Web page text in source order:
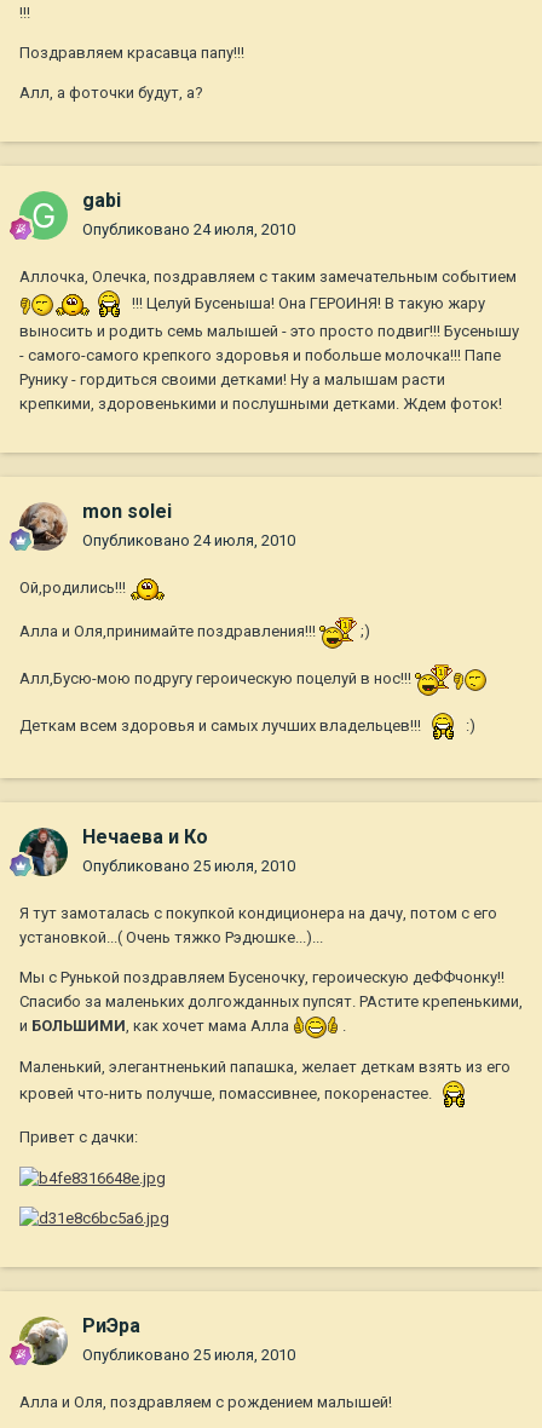
!!!
Поздравляем красавца папу!!!
Алл, а фоточки будут, а?
gabi
Опубликовано 24 июля, 2010
Аллочка, Олечка, поздравляем с таким замечательным событием
!!! Целуй Бусеныша! Она ГЕРОИНЯ! В такую жару
выносить и родить семь малышей - это просто подвиг!!! Бусенышу
- самого-самого крепкого здоровья и побольше молочка!!! Папе
Рунику - гордиться своими детками! Ну а малышам расти
крепкими, здоровенькими и послушными детками. Ждем фоток!
mon solei
Опубликовано 24 июля, 2010
Ой,родились!!!
Алла и Оля,принимайте поздравления!!! ;)
Алл,Бусю-мою подругу героическую поцелуй в нос!!!
Деткам всем здоровья и самых лучших владельцев!!! :)
Нечаева и Ко
Опубликовано 25 июля, 2010
Я тут замоталась с покупкой кондиционера на дачу, потом с его
установкой...( Очень тяжко Рэдюшке...)...
Мы с Рунькой поздравляем Бусеночку, героическую деФФчонку!!
Спасибо за маленьких долгожданных пупсят. РАстите крепенькими,
и БОЛЬШИМИ, как хочет мама Алла .
Маленький, элегантненький папашка, желает деткам взять из его
кровей что-нить получше, помассивнее, покоренастее.
Привет с дачки:
РиЭра
Опубликовано 25 июля, 2010
Алла и Оля, поздравляем с рождением малышей!